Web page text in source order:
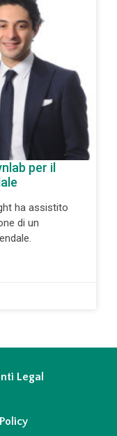
per il
ha assistito
di un
Legal